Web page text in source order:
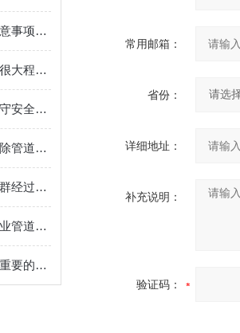
泵房管道铝皮保温施工注意事项有哪些
铁皮管道保温施工的效果很大程度上取决于细节处理
罐体保温施工必须严格遵守安全的操作规程
管道铝皮保温施工前要清除管道表面的油污、铁锈、灰尘等杂物
铁皮保温施工队通常由一群经过严格培训的专业人员组成
管道硅酸铝保温施工是工业管道系统中不可少的一环
铁皮管道保温施工是一项重要的工程措施
常用邮箱：
省份：
详细地址：
补充说明：
验证码：